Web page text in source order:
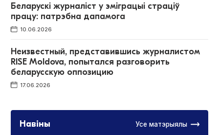
Беларускі журналіст у эміграцыі страціў
працу: патрэбна дапамога
10.06.2026
Неизвестный, представившись журналистом
RISE Moldova, попытался разговорить
беларусскую оппозицию
17.06.2026
Навіны Усе матэрыялы